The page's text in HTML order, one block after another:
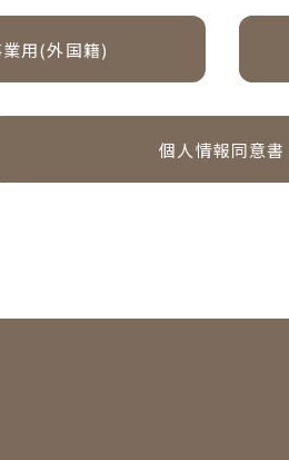
用(外国籍) ダ
個人情報同意書